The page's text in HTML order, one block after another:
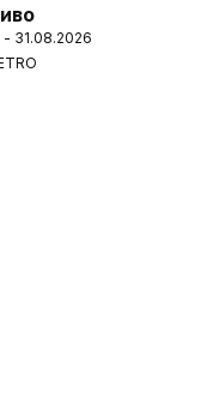
- 31.08.2026